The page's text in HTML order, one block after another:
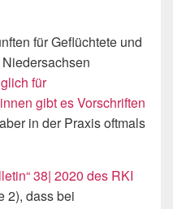
für Geflüchtete und
für
gibt es Vorschriften
in der Praxis oftmals
38| 2020 des RKI
2), dass bei